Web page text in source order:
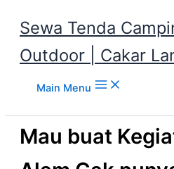
Sewa Tenda
Outdoor | Cakar
Main Menu
Mau buat